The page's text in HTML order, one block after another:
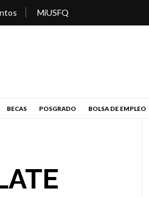
MiUSFQ
BECAS POSGRADO BOLSA DE EMPLEO